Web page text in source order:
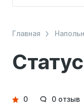
Главная
Детали
0 0 отзыв